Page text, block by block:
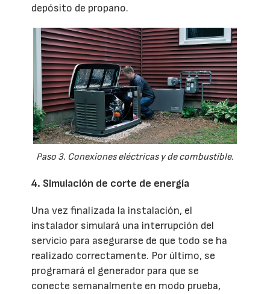
depósito de propano.
Paso 3. Conexiones eléctricas y de combustible.
4. Simulación de corte de energía
Una vez finalizada la instalación, el
instalador simulará una interrupción del
servicio para asegurarse de que todo se ha
realizado correctamente. Por último, se
programará el generador para que se
conecte semanalmente en modo prueba,